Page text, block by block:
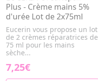
Plus - Crème mains 5%
d'urée Lot de 2x75ml
Eucerin vous propose un lot
de 2 crèmes réparatrices de
75 ml pour les mains
sèche...
7,25€